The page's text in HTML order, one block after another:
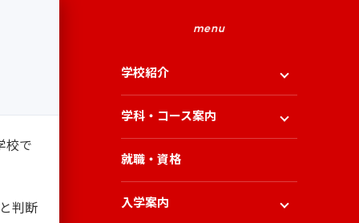
校で
判断
menu
学校紹介
学科・コース案内
就職・資格
入学案内